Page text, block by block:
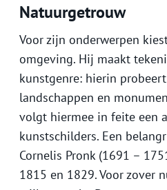
Natuurgetrouw
Voor zijn onderwerpen
omgeving. Hij maakt
kunstgenre: hierin
landschappen en
volgt hiermee in feite een
kunstschilders. Een
Cornelis Pronk (1691 –
1815 en 1829. Voor zover